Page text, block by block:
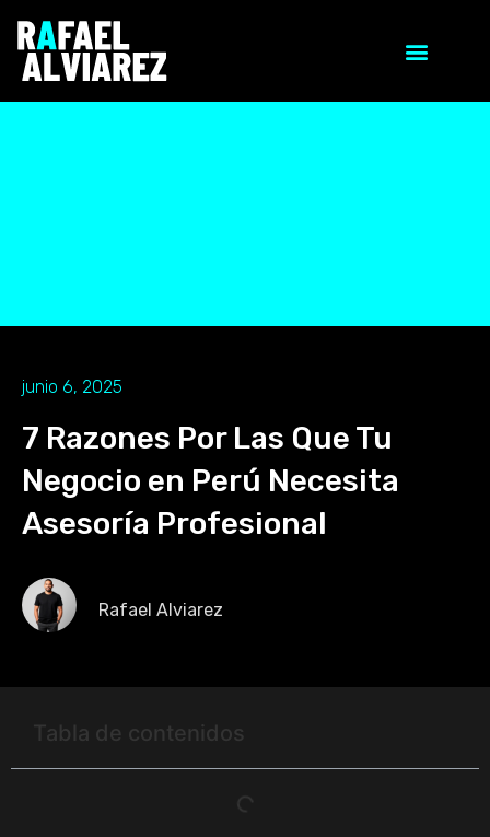
junio 6, 2025
7 Razones Por Las Que Tu
Negocio en Perú Necesita
Asesoría Profesional
Rafael Alviarez
Tabla de contenidos